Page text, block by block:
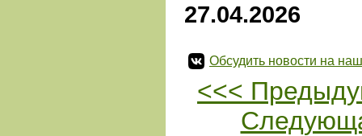
27.04.2026
Обсудить новости на
<<<